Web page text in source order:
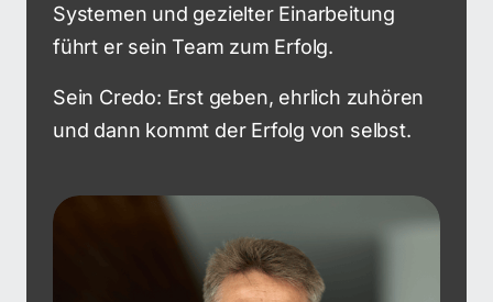
Systemen und gezielter Einarbeitung
führt er sein Team zum Erfolg.
Sein Credo: Erst geben, ehrlich zuhören
und dann kommt der Erfolg von selbst.